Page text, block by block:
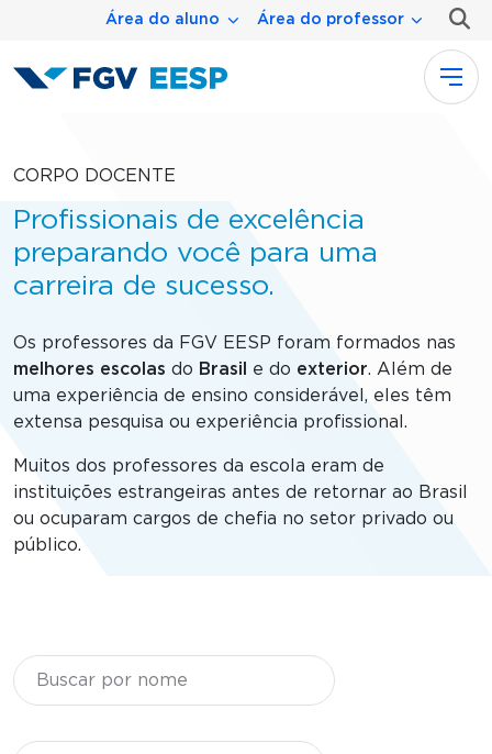
Pular para o conteúdo principal
Menu áreaÁrea do aluno Área do professor
CORPO DOCENTE
Profissionais de excelência
preparando você para uma
carreira de sucesso.
Os professores da FGV EESP foram formados nas
melhores escolas do Brasil e do exterior. Além de
uma experiência de ensino considerável, eles têm
extensa pesquisa ou experiência profissional.
Muitos dos professores da escola eram de
instituições estrangeiras antes de retornar ao Brasil
ou ocuparam cargos de chefia no setor privado ou
público.
Nome